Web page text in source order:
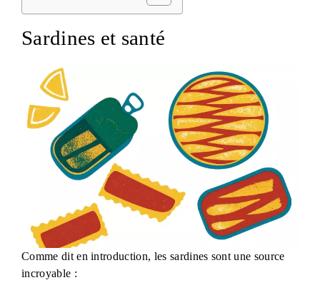
Sardines et santé
Comme dit en introduction, les sardines sont une source
incroyable :